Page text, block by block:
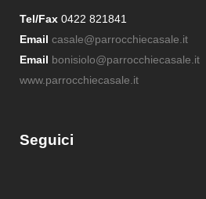
Tel/Fax 0422 821841
Email casale@parrocchiecasale.it
Email bonisiolo@parrocchiecasale.it
www.parrocchiecasale.it
Seguici